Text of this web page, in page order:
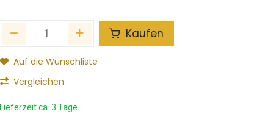
Kaufen
Auf die Wunschliste
Vergleichen
Lieferzeit ca. 3 Tage.